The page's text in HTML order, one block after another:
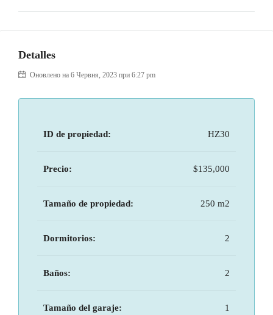
Detalles
Оновлено на 6 Червня, 2023 при 6:27 pm
ID de propiedad: HZ30
Precio: $135,000
Tamaño de propiedad: 250 m2
Dormitorios: 2
Baños: 2
Tamaño del garaje: 1